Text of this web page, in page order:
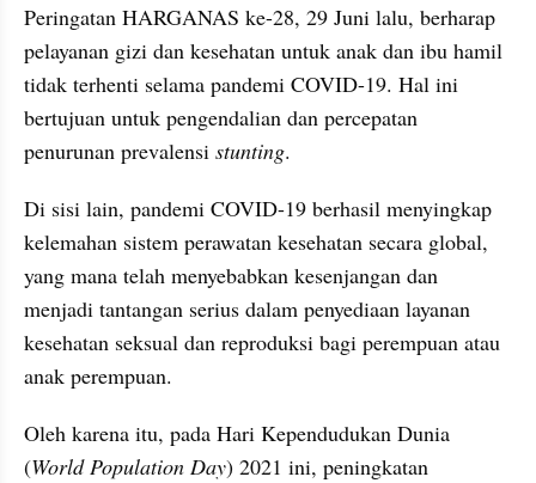
Peringatan HARGANAS ke-28, 29 Juni lalu, berharap
pelayanan gizi dan kesehatan untuk anak dan ibu hamil
tidak terhenti selama pandemi COVID-19. Hal ini
bertujuan untuk pengendalian dan percepatan
penurunan prevalensi stunting.
Di sisi lain, pandemi COVID-19 berhasil menyingkap
kelemahan sistem perawatan kesehatan secara global,
yang mana telah menyebabkan kesenjangan dan
menjadi tantangan serius dalam penyediaan layanan
kesehatan seksual dan reproduksi bagi perempuan atau
anak perempuan.
Oleh karena itu, pada Hari Kependudukan Dunia
(World Population Day) 2021 ini, peningkatan